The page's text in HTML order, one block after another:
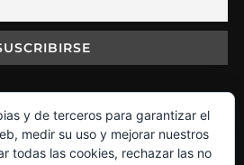
y de terceros para garantizar el
medir su uso y mejorar nuestros
todas las cookies, rechazar las no